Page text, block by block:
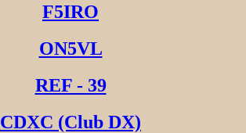
F5IRO
ON5VL
REF - 39
CDXC (Club DX)